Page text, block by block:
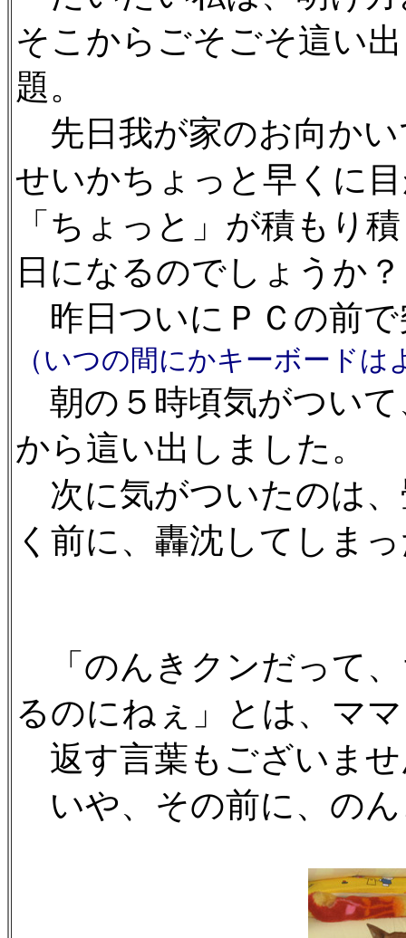
そこからごそごそ這い
題。
先日我が家のお向か
せいかちょっと早くに
「ちょっと」が積もり
日になるのでしょうか？
昨日ついにＰＣの前
（いつの間にかキーボードは
朝の５時頃気がつい
から這い出しました。
次に気がついたのは
く前に、轟沈してしま
「のんきクンだって
るのにねぇ」とは、マ
返す言葉もございま
いや、その前に、の